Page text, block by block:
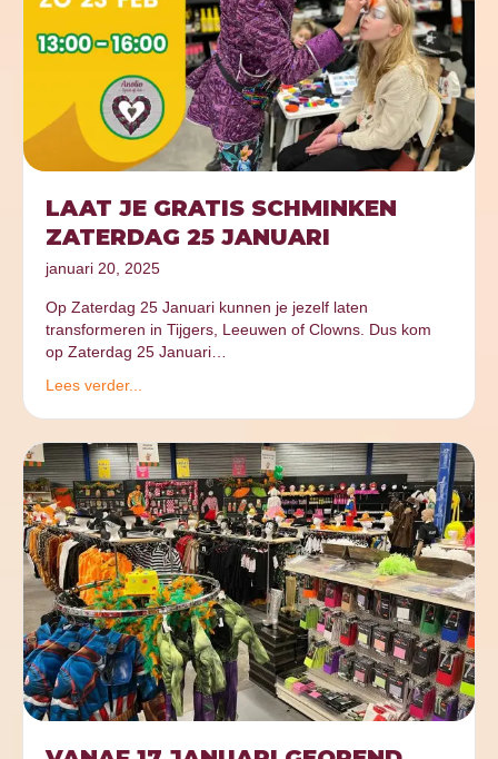
LAAT JE GRATIS SCHMINKEN
ZATERDAG 25 JANUARI
januari 20, 2025
Op Zaterdag 25 Januari kunnen je jezelf laten
transformeren in Tijgers, Leeuwen of Clowns. Dus kom
op Zaterdag 25 Januari…
Lees verder...